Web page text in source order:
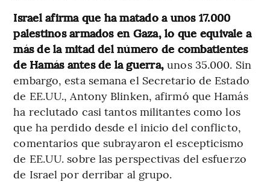
Israel afirma que ha matado a unos 17.000
palestinos armados en Gaza, lo que equivale a
más de la mitad del número de combatientes
de Hamás antes de la guerra, unos 35.000. Sin
embargo, esta semana el Secretario de Estado
de EE.UU., Antony Blinken, afirmó que Hamás
ha reclutado casi tantos militantes como los
que ha perdido desde el inicio del conflicto,
comentarios que subrayaron el escepticismo
de EE.UU. sobre las perspectivas del esfuerzo
de Israel por derribar al grupo.